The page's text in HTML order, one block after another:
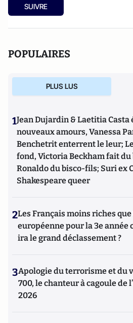
SUIVRE
POPULAIRES
PLUS LUS
1Jean Dujardin & Laetitia
nouveaux amours, Vanessa
Benchetrit enterrent le leur;
fond, Victoria Beckham fait
Ronaldo du bisco-fils; Suri ex
Shakespeare queer
2Les Français moins riches
européenne pour la 3e année
ira le grand déclassement ?
3Apologie du terrorisme et du
700, le chanteur à cagoule de
2026